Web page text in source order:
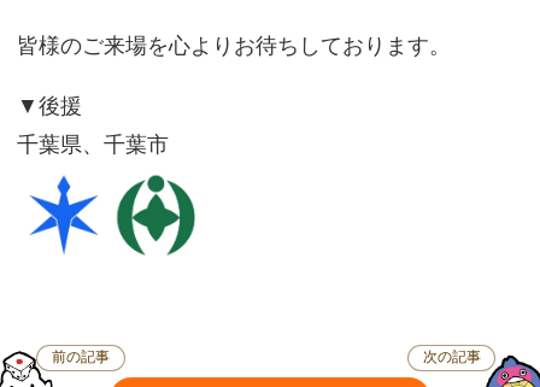
皆様のご来場を心よりお待ちしております。
▼後援
千葉県、千葉市
前の記事 次の記事